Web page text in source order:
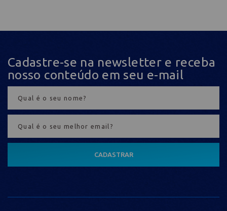
Cadastre-se na newsletter e receba
nosso conteúdo em seu e-mail
CADASTRAR